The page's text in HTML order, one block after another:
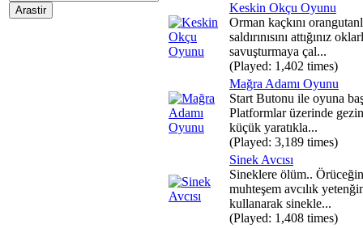
Keskin Okçu Oyunu
Orman kaçkını
saldırınısını attığınız
savuşturmaya çal...
(Played: 1,402 times)
Mağra Adamı Oyunu
Start Butonu ile oyuna
Platformlar üzerinde
küçük yaratıkla...
(Played: 3,189 times)
Sinek Avcısı
Sineklere ölüm..
muhteşem avcılık
kullanarak sinekle...
(Played: 1,408 times)